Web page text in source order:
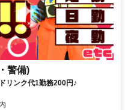
警備)
リンク代1勤務200円♪